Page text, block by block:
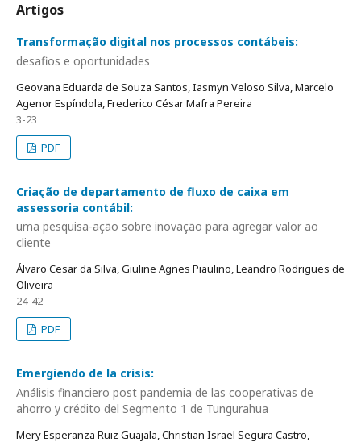
Artigos
Transformação digital nos processos contábeis:
desafios e oportunidades
Geovana Eduarda de Souza Santos, Iasmyn Veloso Silva, Marcelo
Agenor Espíndola, Frederico César Mafra Pereira
3-23
PDF
Criação de departamento de fluxo de caixa em
assessoria contábil:
uma pesquisa-ação sobre inovação para agregar valor ao
cliente
Álvaro Cesar da Silva, Giuline Agnes Piaulino, Leandro Rodrigues de
Oliveira
24-42
PDF
Emergiendo de la crisis:
Análisis financiero post pandemia de las cooperativas de
ahorro y crédito del Segmento 1 de Tungurahua
Mery Esperanza Ruiz Guajala, Christian Israel Segura Castro,